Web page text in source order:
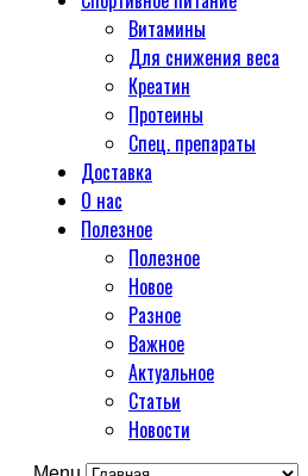
Витамины
Для снижения веса
Креатин
Протеины
Спец. препараты
Доставка
О нас
Полезное
Полезное
Новое
Разное
Важное
Актуальное
Статьи
Новости